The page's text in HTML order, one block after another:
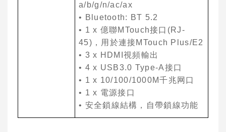
a/b/g/n/ac/ax
• Bluetooth: BT 5.2
• 1 x 億聯MTouch接⼝ (RJ-
45) ， ⽤ 於連接MTouch Plus/E2
• 3 x HDMI 視頻輸出
• 4 x USB3.0 Type-A接⼝
• 1 x 10/100/1000M千兆⽹⼝
• 1 x 電源接⼝
• 安全鎖線結構， ⾃ 帶鎖線功能